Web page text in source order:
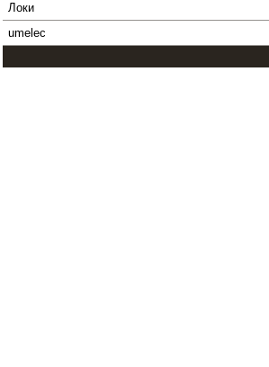
Локи
umelec